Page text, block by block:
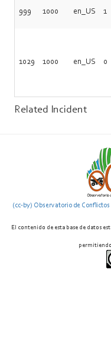
999 1000 en_US 1
1029 1000 en_US 0
Related Incident
(cc-by) Observatorio de
El contenido de esta base de datos